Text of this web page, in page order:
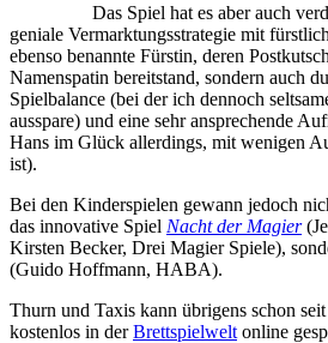
Das Spiel hat es aber auch
geniale Vermarktungsstrategie mit
ebenso benannte Fürstin, deren
Namenspatin bereitstand, sondern auch
Spielbalance (bei der ich dennoch
ausspare) und eine sehr ansprechende
Hans im Glück allerdings, mit wenigen
ist).
Bei den Kinderspielen gewann jedoch
das innovative Spiel Nacht der Magier
Kirsten Becker, Drei Magier Spiele),
(Guido Hoffmann, HABA).
Thurn und Taxis kann übrigens schon
kostenlos in derBrettspielwelt online